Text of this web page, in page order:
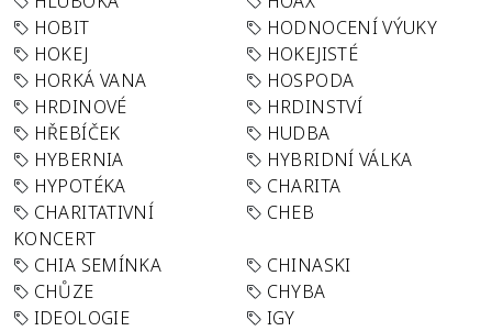
HOBIT
HODNOCENÍ VÝUKY
HOKEJ
HOKEJISTÉ
HORKÁ VANA
HOSPODA
HRDINOVÉ
HRDINSTVÍ
HŘEBÍČEK
HUDBA
HYBERNIA
HYBRIDNÍ VÁLKA
HYPOTÉKA
CHARITA
CHARITATIVNÍ
KONCERT
CHEB
CHIA SEMÍNKA
CHINASKI
CHŮZE
CHYBA
IDEOLOGIE
IGY